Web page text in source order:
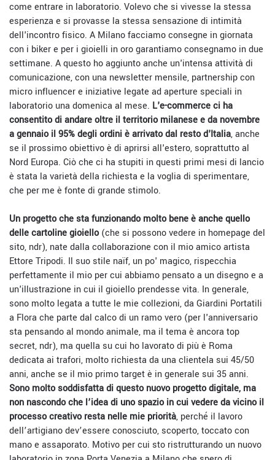
come entrare in laboratorio. Volevo che si vivesse la stessa
esperienza e si provasse la stessa sensazione di intimità
dell'incontro fisico. A Milano facciamo consegne in giornata
con i biker e per i gioielli in oro garantiamo consegnamo in due
settimane. A questo ho aggiunto anche un'intensa attività di
comunicazione, con una newsletter mensile, partnership con
micro influencer e iniziative legate ad aperture speciali in
laboratorio una domenica al mese. L'e-commerce ci ha
consentito di andare oltre il territorio milanese e da novembre
a gennaio il 95% degli ordini è arrivato dal resto d'Italia, anche
se il prossimo obiettivo è di aprirsi all'estero, soprattutto al
Nord Europa. Ciò che ci ha stupiti in questi primi mesi di lancio
è stata la varietà della richiesta e la voglia di sperimentare,
che per me è fonte di grande stimolo.
Un progetto che sta funzionando molto bene è anche quello
delle cartoline gioiello(che si possono vedere in homepage del
sito, ndr), nate dalla collaborazione con il mio amico artista
Ettore Tripodi. Il suo stile naïf, un po' magico, rispecchia
perfettamente il mio per cui abbiamo pensato a un disegno e a
un'illustrazione in cui il gioiello prendesse vita. In generale,
sono molto legata a tutte le mie collezioni, da Giardini Portatili
a Flora che parte dal calco di un ramo vero (per l'anniversario
sta pensando al mondo animale, ma il tema è ancora top
secret, ndr), ma quella su cui ho lavorato di più è Roma
dedicata ai trafori, molto richiesta da una clientela sui 45/50
anni, anche se il mio primo target è in generale sui 35 anni.
Sono molto soddisfatta di questo nuovo progetto digitale, ma
non nascondo che l’idea di uno spazio in cui vedere da vicino il
processo creativo resta nelle mie priorità, perché il lavoro
dell’artigiano dev’essere conosciuto, scoperto, toccato con
mano e assaporato. Motivo per cui sto ristrutturando un nuovo